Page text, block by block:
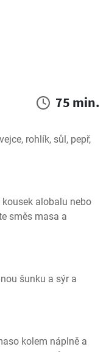
75 min.
rohlík, sůl, pepř,
alobalu nebo
směs masa a
šunku a sýr a
kolem náplně a